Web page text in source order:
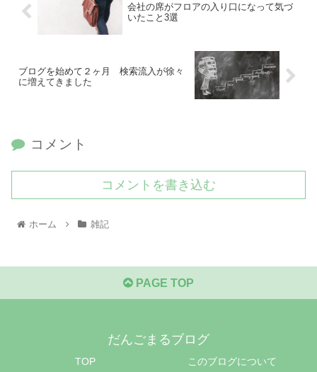
会社の席がフロアの入り口になって気づ
いたこと3選
ブログを始めて２ヶ月 検索流入が徐々
に増えてきました
コメント
コメントを書き込む
ホーム 雑記
PAGE TOP
だんごまるブログ
TOP このブログについて